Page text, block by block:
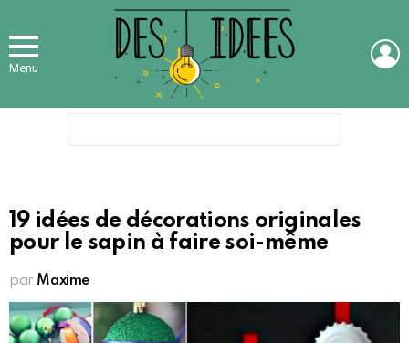
Menu
19 idées de décorations originales
pour le sapin à faire soi-même
par Maxime